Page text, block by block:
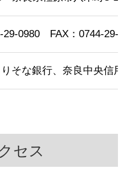
29-0980 FAX：0744-29-
そな銀行、奈良中央信用
セス